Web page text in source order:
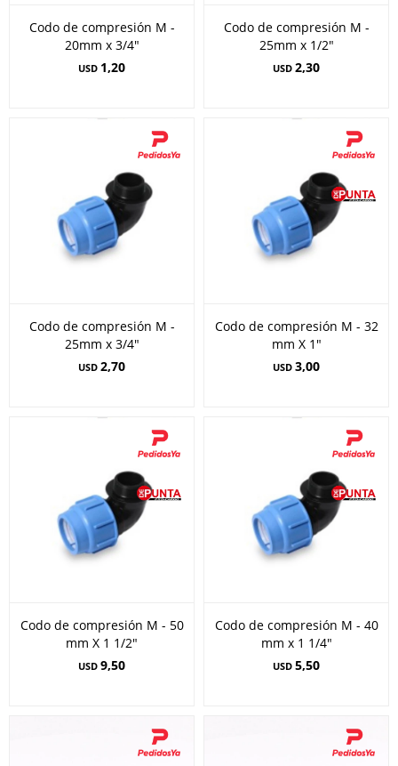
Codo de compresión M -
20mm x 3/4"
USD 1,20
Codo de compresión M -
25mm x 1/2"
USD 2,30
Codo de compresión M -
25mm x 3/4"
USD 2,70
Codo de compresión M - 32
mm X 1"
USD 3,00
Codo de compresión M - 50
mm X 1 1/2"
USD 9,50
Codo de compresión M - 40
mm x 1 1/4"
USD 5,50